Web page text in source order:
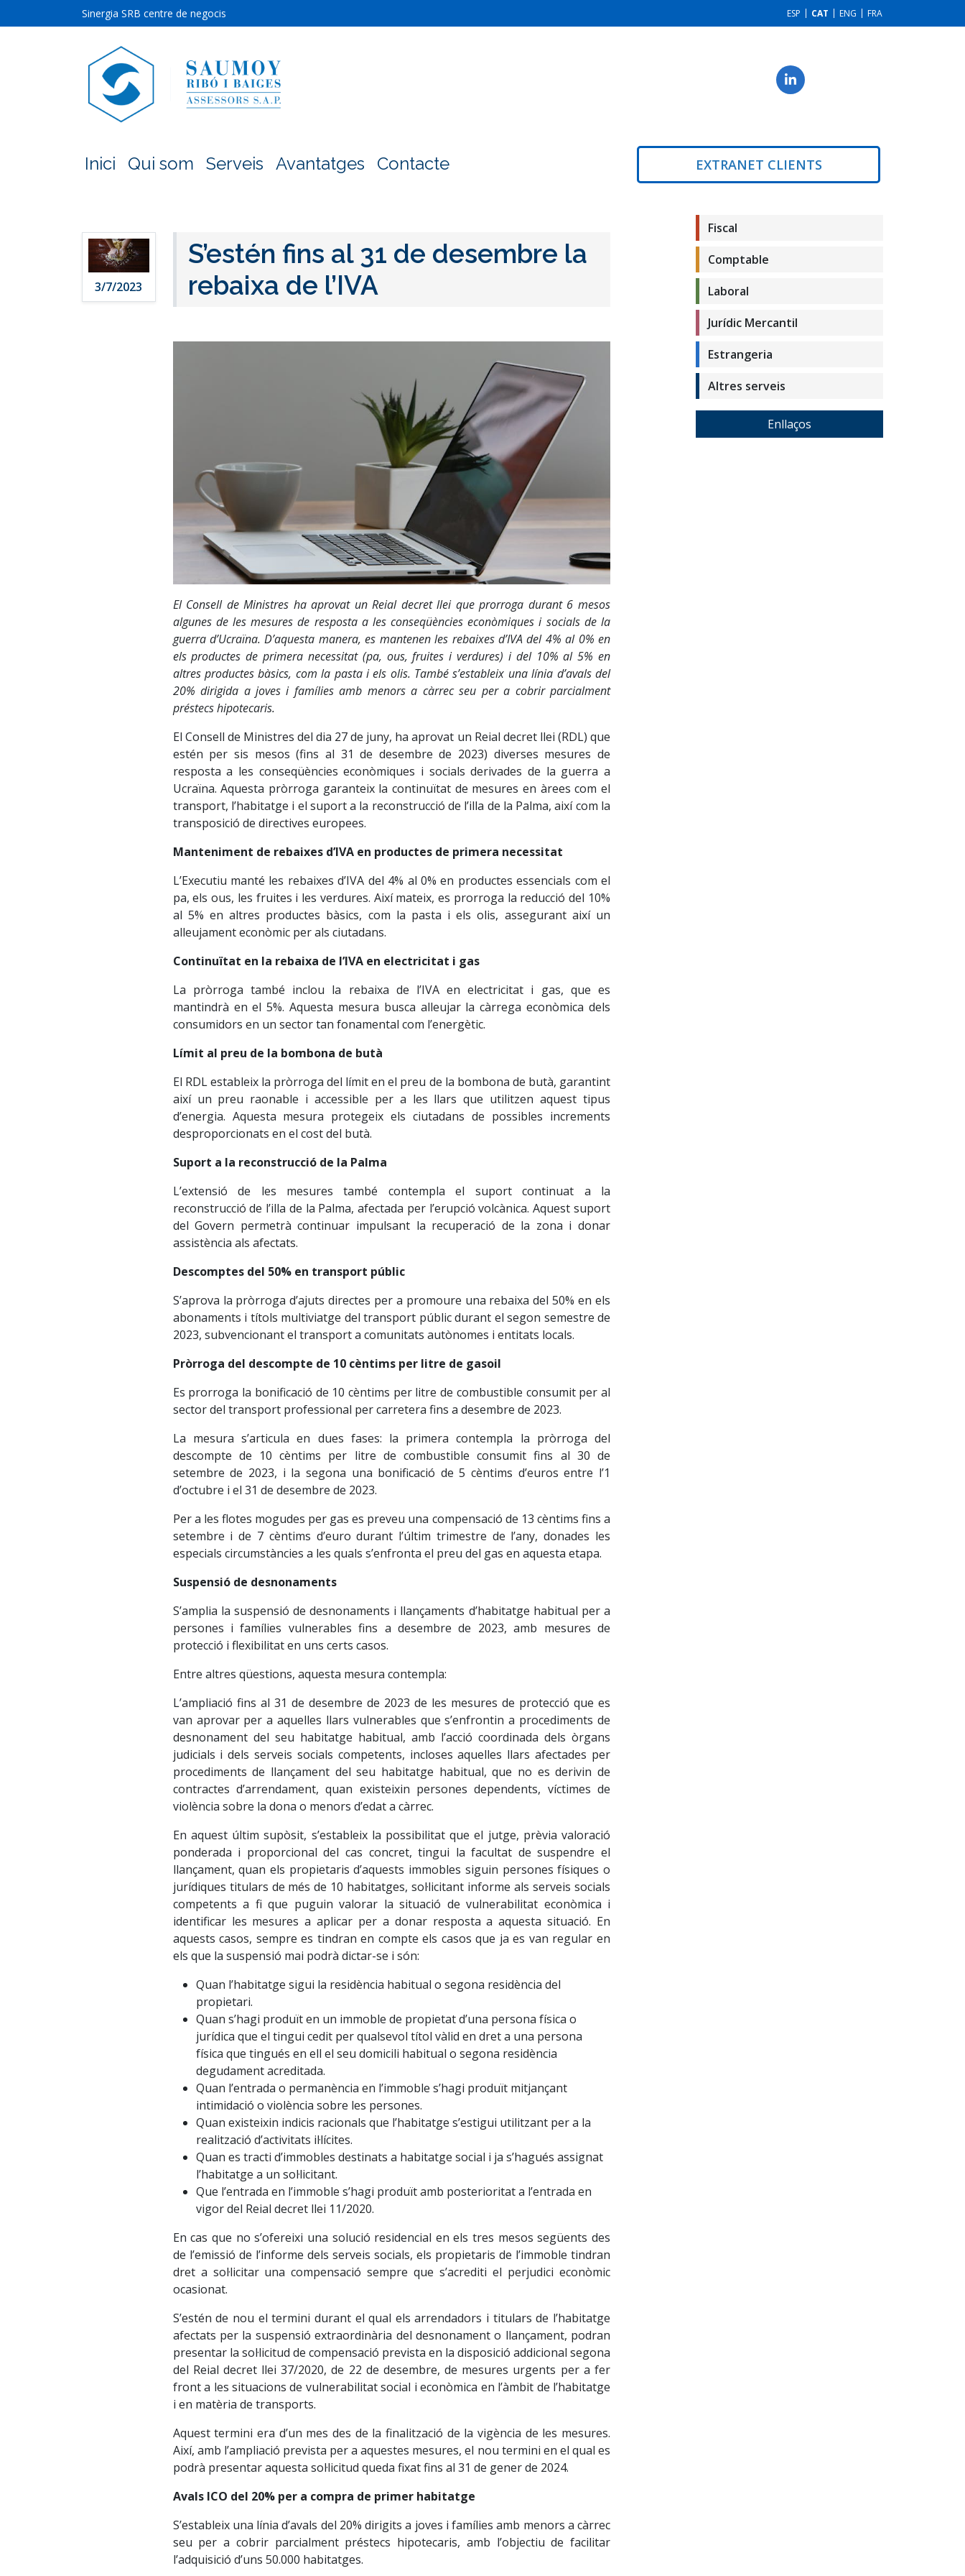
Sinergia SRB centre de negocis ESP CAT ENG FRA
Inici Qui som Serveis Avantatges Contacte EXTRANET CLIENTS
3/7/2023
S’estén fins al 31 de desembre la
rebaixa de l’IVA
El Consell de Ministres ha aprovat un Reial decret llei que prorroga durant 6 mesos
algunes de les mesures de resposta a les conseqüències econòmiques i socials de la
guerra d’Ucraïna. D’aquesta manera, es mantenen les rebaixes d’IVA del 4% al 0% en
els productes de primera necessitat (pa, ous, fruites i verdures) i del 10% al 5% en
altres productes bàsics, com la pasta i els olis. També s’estableix una línia d’avals del
20% dirigida a joves i famílies amb menors a càrrec seu per a cobrir parcialment
préstecs hipotecaris.
El Consell de Ministres del dia 27 de juny, ha aprovat un Reial decret llei (RDL) que
estén per sis mesos (fins al 31 de desembre de 2023) diverses mesures de
resposta a les conseqüències econòmiques i socials derivades de la guerra a
Ucraïna. Aquesta pròrroga garanteix la continuïtat de mesures en àrees com el
transport, l’habitatge i el suport a la reconstrucció de l’illa de la Palma, així com la
transposició de directives europees.
Manteniment de rebaixes d’IVA en productes de primera necessitat
L’Executiu manté les rebaixes d’IVA del 4% al 0% en productes essencials com el
pa, els ous, les fruites i les verdures. Així mateix, es prorroga la reducció del 10%
al 5% en altres productes bàsics, com la pasta i els olis, assegurant així un
alleujament econòmic per als ciutadans.
Continuïtat en la rebaixa de l’IVA en electricitat i gas
La pròrroga també inclou la rebaixa de l’IVA en electricitat i gas, que es
mantindrà en el 5%. Aquesta mesura busca alleujar la càrrega econòmica dels
consumidors en un sector tan fonamental com l’energètic.
Límit al preu de la bombona de butà
El RDL estableix la pròrroga del límit en el preu de la bombona de butà, garantint
així un preu raonable i accessible per a les llars que utilitzen aquest tipus
d’energia. Aquesta mesura protegeix els ciutadans de possibles increments
desproporcionats en el cost del butà.
Suport a la reconstrucció de la Palma
L’extensió de les mesures també contempla el suport continuat a la
reconstrucció de l’illa de la Palma, afectada per l’erupció volcànica. Aquest suport
del Govern permetrà continuar impulsant la recuperació de la zona i donar
assistència als afectats.
Descomptes del 50% en transport públic
S’aprova la pròrroga d’ajuts directes per a promoure una rebaixa del 50% en els
abonaments i títols multiviatge del transport públic durant el segon semestre de
2023, subvencionant el transport a comunitats autònomes i entitats locals.
Pròrroga del descompte de 10 cèntims per litre de gasoil
Es prorroga la bonificació de 10 cèntims per litre de combustible consumit per al
sector del transport professional per carretera fins a desembre de 2023.
La mesura s’articula en dues fases: la primera contempla la pròrroga del
descompte de 10 cèntims per litre de combustible consumit fins al 30 de
setembre de 2023, i la segona una bonificació de 5 cèntims d’euros entre l’1
d’octubre i el 31 de desembre de 2023.
Per a les flotes mogudes per gas es preveu una compensació de 13 cèntims fins a
setembre i de 7 cèntims d’euro durant l’últim trimestre de l’any, donades les
especials circumstàncies a les quals s’enfronta el preu del gas en aquesta etapa.
Suspensió de desnonaments
S’amplia la suspensió de desnonaments i llançaments d’habitatge habitual per a
persones i famílies vulnerables fins a desembre de 2023, amb mesures de
protecció i flexibilitat en uns certs casos.
Entre altres qüestions, aquesta mesura contempla:
L’ampliació fins al 31 de desembre de 2023 de les mesures de protecció que es
van aprovar per a aquelles llars vulnerables que s’enfrontin a procediments de
desnonament del seu habitatge habitual, amb l’acció coordinada dels òrgans
judicials i dels serveis socials competents, incloses aquelles llars afectades per
procediments de llançament del seu habitatge habitual, que no es derivin de
contractes d’arrendament, quan existeixin persones dependents, víctimes de
violència sobre la dona o menors d’edat a càrrec.
En aquest últim supòsit, s’estableix la possibilitat que el jutge, prèvia valoració
ponderada i proporcional del cas concret, tingui la facultat de suspendre el
llançament, quan els propietaris d’aquests immobles siguin persones físiques o
jurídiques titulars de més de 10 habitatges, sol·licitant informe als serveis socials
competents a fi que puguin valorar la situació de vulnerabilitat econòmica i
identificar les mesures a aplicar per a donar resposta a aquesta situació. En
aquests casos, sempre es tindran en compte els casos que ja es van regular en
els que la suspensió mai podrà dictar-se i són:
Quan l’habitatge sigui la residència habitual o segona residència del
propietari.
Quan s’hagi produït en un immoble de propietat d’una persona física o
jurídica que el tingui cedit per qualsevol títol vàlid en dret a una persona
física que tingués en ell el seu domicili habitual o segona residència
degudament acreditada.
Quan l’entrada o permanència en l’immoble s’hagi produït mitjançant
intimidació o violència sobre les persones.
Quan existeixin indicis racionals que l’habitatge s’estigui utilitzant per a la
realització d’activitats il·lícites.
Quan es tracti d’immobles destinats a habitatge social i ja s’hagués assignat
l’habitatge a un sol·licitant.
Que l’entrada en l’immoble s’hagi produït amb posterioritat a l’entrada en
vigor del Reial decret llei 11/2020.
En cas que no s’ofereixi una solució residencial en els tres mesos següents des
de l’emissió de l’informe dels serveis socials, els propietaris de l’immoble tindran
dret a sol·licitar una compensació sempre que s’acrediti el perjudici econòmic
ocasionat.
S’estén de nou el termini durant el qual els arrendadors i titulars de l’habitatge
afectats per la suspensió extraordinària del desnonament o llançament, podran
presentar la sol·licitud de compensació prevista en la disposició addicional segona
del Reial decret llei 37/2020, de 22 de desembre, de mesures urgents per a fer
front a les situacions de vulnerabilitat social i econòmica en l’àmbit de l’habitatge
i en matèria de transports.
Aquest termini era d’un mes des de la finalització de la vigència de les mesures.
Així, amb l’ampliació prevista per a aquestes mesures, el nou termini en el qual es
podrà presentar aquesta sol·licitud queda fixat fins al 31 de gener de 2024.
Avals ICO del 20% per a compra de primer habitatge
S’estableix una línia d’avals del 20% dirigits a joves i famílies amb menors a càrrec
seu per a cobrir parcialment préstecs hipotecaris, amb l’objectiu de facilitar
l’adquisició d’uns 50.000 habitatges.
Fiscal
Comptable
Laboral
Jurídic Mercantil
Estrangeria
Altres serveis
Enllaços